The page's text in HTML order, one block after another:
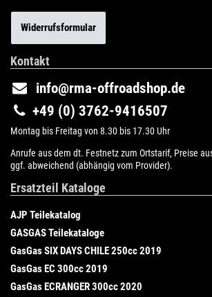
Widerrufsformular
Kontakt
info@rma-offroadshop.de
+49 (0) 3762-9416507
Montag bis Freitag von 8.30 bis 17.30 Uhr
Anrufe aus dem dt. Festnetz zum Ortstarif, Preise
ggf. abweichend (abhängig vom Provider).
Ersatzteil Kataloge
AJP Teilekatalog
GASGAS Teilekataloge
GasGas SIX DAYS CHILE 250cc 2019
GasGas EC 300cc 2019
GasGas ECRANGER 300cc 2020